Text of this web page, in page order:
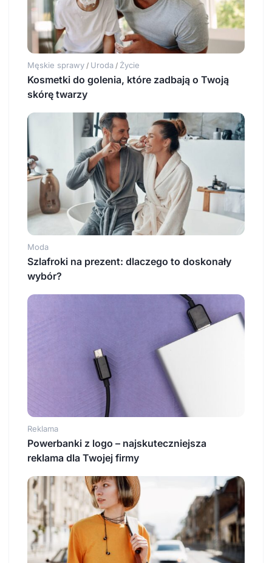
Męskie sprawy / Uroda / Życie
Kosmetki do golenia, które zadbają o Twoją
skórę twarzy
Moda
Szlafroki na prezent: dlaczego to doskonały
wybór?
Reklama
Powerbanki z logo – najskuteczniejsza
reklama dla Twojej firmy